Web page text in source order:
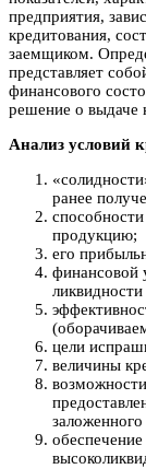
предприятия,
кредитования,
заемщиком.
представляет
финансового
решение о выдаче
Анализ условий
ранее
продукцию;
его
финансовой
ликвидности
цели
величины